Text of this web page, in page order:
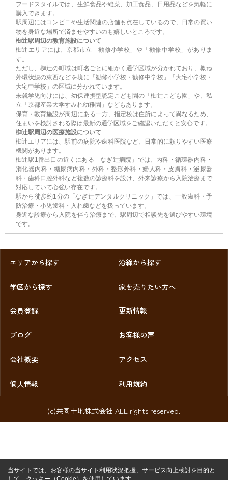
フードスタイルでは、生鮮食品や総菜、加工食品、日用品などを気軽に
購入できます。
駅周辺にはコンビニや生活関連の店舗も点在しているので、日常の買い
物を身近な場所で済ませやすいのも嬉しいところです。
椥辻駅周辺の教育施設について
椥辻エリアには、京都市立「勧修小学校」や「勧修中学校」がありま
す。
ただし、椥辻の町域は町名ごとに細かく通学区域が分かれており、概ね
外環状線の東西などを境に「勧修小学校・勧修中学校」「大宅小学校・
大宅中学校」の区域に分かれています。
未就学児向けには、幼保連携型認定こども園の「椥辻こども園」や、私
立「京都産業大学すみれ幼稚園」などもあります。
保育・教育施設が周辺にある一方、指定校は住所によって異なるため、
住まいを検討される際は最新の通学区域をご確認いただくと安心です。
椥辻駅周辺の医療施設について
椥辻エリアには、駅前の病院や歯科医院など、日常的に頼りやすい医療
機関があります。
椥辻駅1番出口の近くにある「なぎ辻病院」では、内科・循環器内科・
消化器内科・糖尿病内科・外科・整形外科・婦人科・皮膚科・泌尿器
科・歯科口腔外科など複数の診療科を設け、外来診療から入院治療まで
対応していて心強い存在です。
駅から徒歩約1分の「なぎ辻デンタルクリニック」では、一般歯科・予
防治療・小児歯科・入れ歯などを扱っています。
身近な診療から入院を伴う治療まで、駅周辺で相談先を選びやすい環境
です。
エリアから探す 沿線から探す
学区から探す 家を売りたい方へ
会員登録 更新情報
ブログ お客様の声
会社概要 アクセス
個人情報 利用規約
(c)共同土地株式会社 ALL rights reserved.
当サイトでは、お客様の当サイト利用状況把握、サービス向上検討を目的と